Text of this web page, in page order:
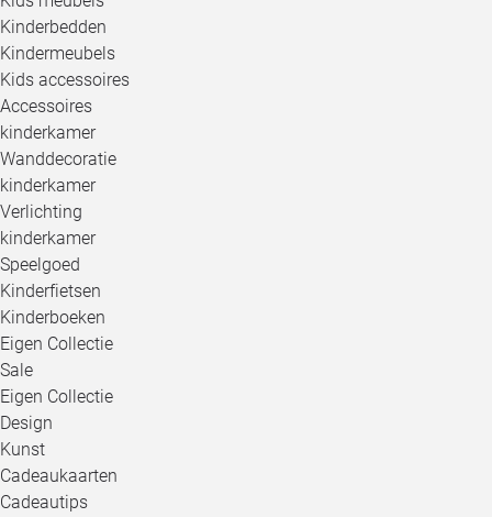
Kinderbedden
Kindermeubels
Kids accessoires
Accessoires
kinderkamer
Wanddecoratie
kinderkamer
Verlichting
kinderkamer
Speelgoed
Kinderfietsen
Kinderboeken
Eigen Collectie
Sale
Eigen Collectie
Design
Kunst
Cadeaukaarten
Cadeautips